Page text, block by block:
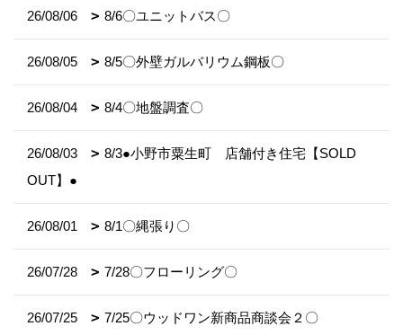
26/08/06 8/6〇ユニットバス〇
26/08/05 8/5〇外壁ガルバリウム鋼板〇
26/08/04 8/4〇地盤調査〇
26/08/03
8/3●小野市粟生町 店舗付き住宅【SOLD
OUT】●
26/08/01 8/1〇縄張り〇
26/07/28 7/28〇フローリング〇
26/07/25 7/25〇ウッドワン新商品商談会２〇